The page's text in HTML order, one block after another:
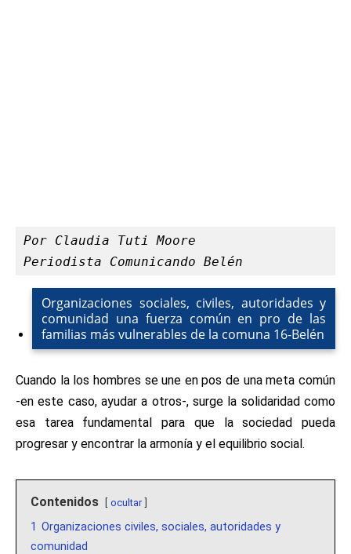
Por Claudia Tuti Moore
Periodista Comunicando Belén
Organizaciones sociales, civiles, autoridades y
comunidad una fuerza común en pro de las
familias más vulnerables de la comuna 16-Belén
Cuando la los hombres se une en pos de una meta común
-en este caso, ayudar a otros-, surge la solidaridad como
esa tarea fundamental para que la sociedad pueda
progresar y encontrar la armonía y el equilibrio social.
Contenidos ocultar
1 Organizaciones civiles, sociales, autoridades y
comunidad